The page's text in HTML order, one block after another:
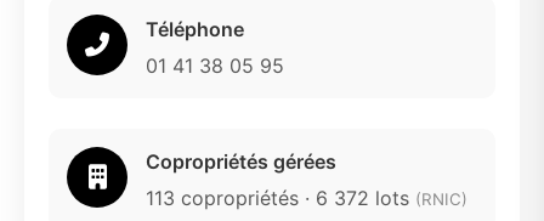
Téléphone
01 41 38 05 95
Copropriétés gérées
113 copropriétés · 6 372 lots (RNIC)